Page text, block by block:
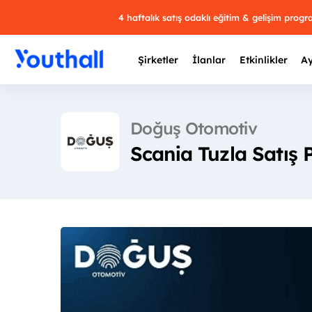
4 haftalık satış odaklı eğitim & gelişim
Şirketler İlanlar Etkinlikler
Doğuş Otomotiv
Scania Tuzla Satış